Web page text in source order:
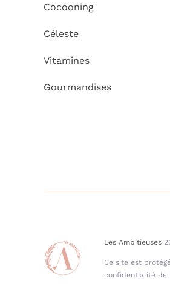
Cocooning
Céleste
Vitamines
Gourmandises
Les Ambitieuses
Ce site est
confidentialité de